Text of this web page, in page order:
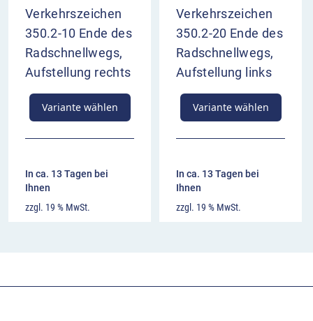
Verkehrszeichen
350.2-10 Ende des
Radschnellwegs,
Aufstellung rechts
Variante wählen
In ca. 13 Tagen bei
Ihnen
zzgl. 19 % MwSt.
Verkehrszeichen
350.2-20 Ende des
Radschnellwegs,
Aufstellung links
Variante wählen
In ca. 13 Tagen bei
Ihnen
zzgl. 19 % MwSt.